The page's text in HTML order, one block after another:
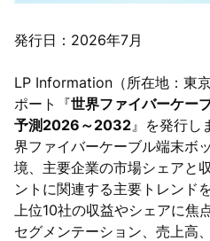
発行日：2026年7月
LP Information（所在地：東
ポート『世界ファイバーケー
予測2026～2032 』を発行し
界ファイバーケーブル端末ボ
境、主要企業の市場シェアと
ントに関連する主要トレンド
上位10社の収益やシェアに焦
セグメンテーション、売上高